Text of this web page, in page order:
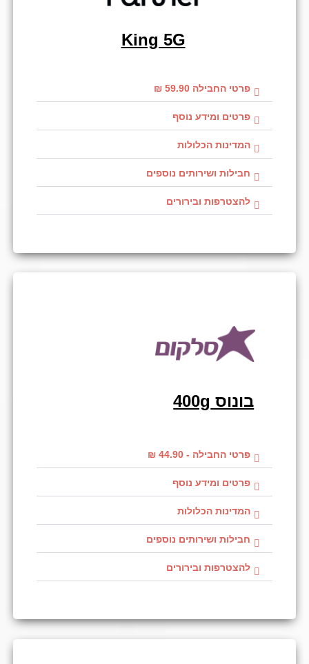
King 5G
פרטי החבילה 59.90 ₪
פרטים ומידע נוסף
המדינות הכלולות
חבילות ושירותים נוספים
להצטרפות ובירורים
בונוס 400g
פרטי החבילה - 44.90 ₪
פרטים ומידע נוסף
המדינות הכלולות
חבילות ושירותים נוספים
להצטרפות ובירורים